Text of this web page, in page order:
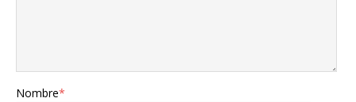
Nombre*